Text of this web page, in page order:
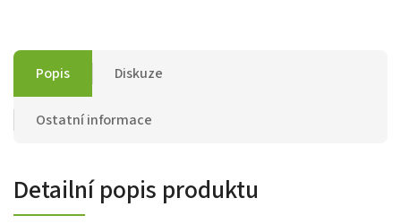
Popis Diskuze
Ostatní informace
Detailní popis produktu